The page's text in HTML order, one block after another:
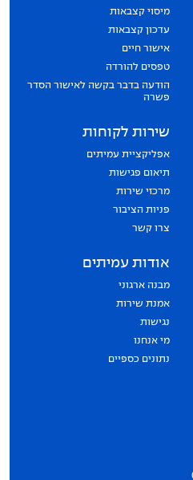
מיסוי קצבאות
עדכון קצבאות
אישור חיים
טפסים להורדה
הודעה בדבר בקשה לאישור הסדר
פשרה
שירות לקוחות
אפליקציית עמיתים
תיאום פגישות
מרכזי שירות
פניות הציבור
צרו קשר
אודות עמיתים
מבנה ארגוני
אמנת שירות
נגישות
מי אנחנו
נתונים כספיים